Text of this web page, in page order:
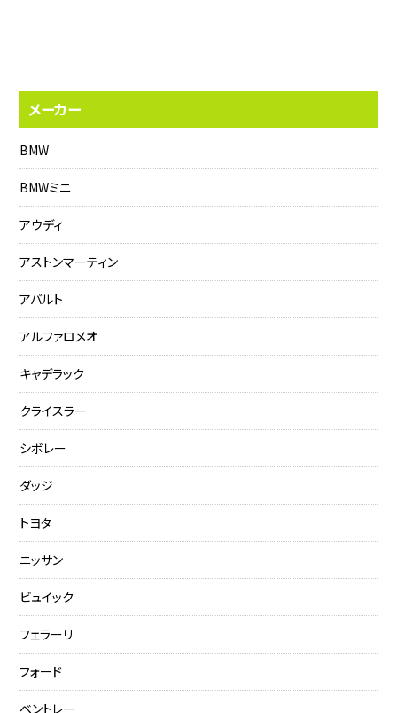
メーカー
BMW
BMWミニ
アウディ
アストンマーティン
アバルト
アルファロメオ
キャデラック
クライスラー
シボレー
ダッジ
トヨタ
ニッサン
ビュイック
フェラーリ
フォード
ベントレー